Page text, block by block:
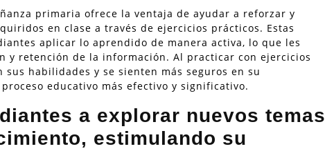
primaria ofrece la ventaja de ayudar a reforzar y
en clase a través de ejercicios prácticos. Estas
aplicar lo aprendido de manera activa, lo que les
y retención de la información. Al practicar con ejercicios
habilidades y se sienten más seguros en su
educativo más efectivo y significativo.
a explorar nuevos temas
estimulando su